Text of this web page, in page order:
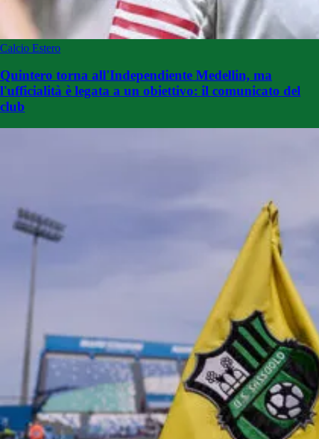
Calcio Estero
Quintero torna all'Independiente Medellin, ma
l'ufficialità è legata a un obiettivo: il comunicato del
club